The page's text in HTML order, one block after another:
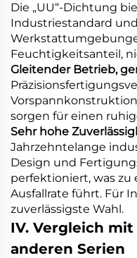
Die „UU“-Dichtung
Industriestandard
Feuchtigkeitsanteil,
Gleitender Betrieb,
sorgen für einen
Sehr hohe
Jahrzehntelange
Design und
perfektioniert, was zu
Ausfallrate führt. Für
zuverlässigste Wahl.
IV. Vergleich mit
anderen Serien